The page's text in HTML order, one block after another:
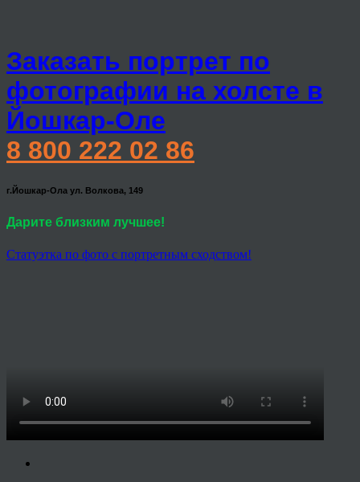
Заказать портрет по
фотографии на холсте в
Йошкар-Оле
8 800 222 02 86
г.Йошкар-Ола ул. Волкова, 149
Дарите близким лучшее!
Статуэтка по фото с портретным сходством!